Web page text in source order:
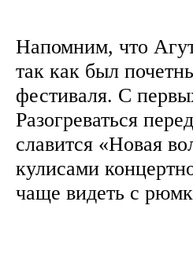
Напомним, что
так как был
фестиваля. С
Разогреваться
славится «Новая
кулисами
чаще видеть с